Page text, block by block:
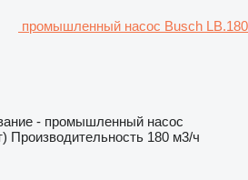
промышленный насос Busch LB.180
- промышленный насос
Производительность 180 м3/ч